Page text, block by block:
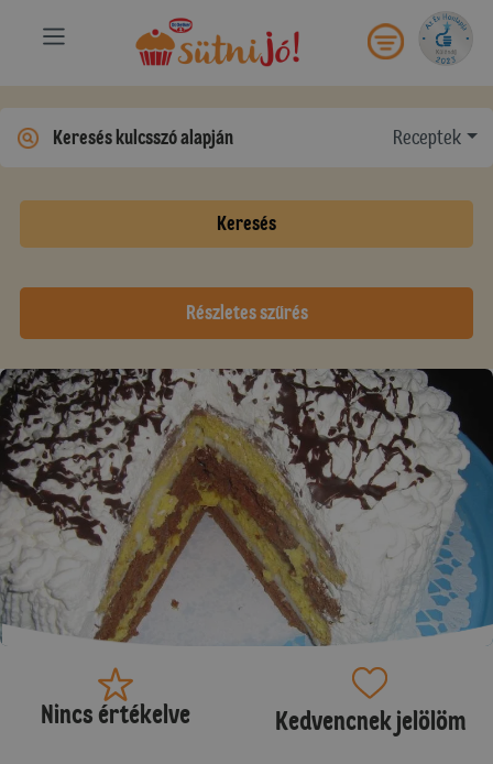
Receptek
Keresés
Részletes szűrés
Nincs értékelve Kedvencnek jelölöm